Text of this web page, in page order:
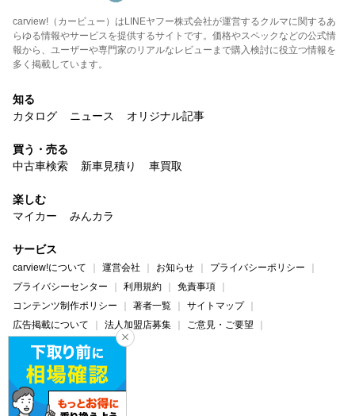
carview!（カービュー）はLINEヤフー株式会社が運営するクルマに関するあ
らゆる情報やサービスを提供するサイトです。価格やスペックなどの公式情
報から、ユーザーや専門家のリアルなレビューまで購入検討に役立つ情報を
多く掲載しています。
知る
カタログ
ニュース オリジナル記事
買う・売る
中古車検索
新車見積り 車買取
楽しむ
マイカー
みんカラ
サービス
carview!について 運営会社 お知らせ
プライバシーポリシー
プライバシーセンター
利用規約
免責事項
コンテンツ制作ポリシー
著者一覧
サイトマップ
広告掲載について
法人加盟店募集
ご意見・ご要望
ヘルプ・お問い合わせ
carview! Yahoo! JAPAN